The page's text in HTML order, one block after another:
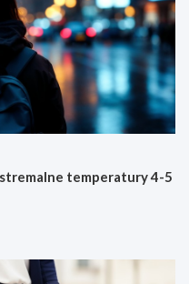
temperatury 4-5